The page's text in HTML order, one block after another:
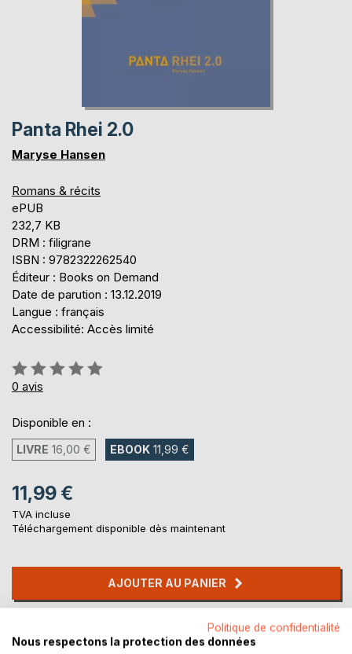
Panta Rhei 2.0
Maryse Hansen
Romans & récits
ePUB
232,7 KB
DRM : filigrane
ISBN : 9782322262540
Éditeur : Books on Demand
Date de parution : 13.12.2019
Langue : français
Accessibilité: Accès limité
Évaluation:
0%
0 avis
Disponible en :
LIVRE 16,00 € EBOOK 11,99 €
11,99 €
TVA incluse
Téléchargement disponible dès maintenant
AJOUTER AU PANIER
Laisser un avis
Politique de confidentialité
Nous respectons la protection des données